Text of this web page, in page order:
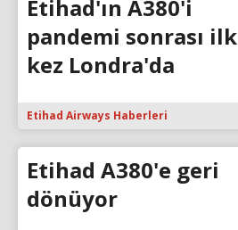
Etihad'ın A380'i
pandemi sonrası ilk
kez Londra'da
Etihad Airways Haberleri
Etihad A380'e geri
dönüyor